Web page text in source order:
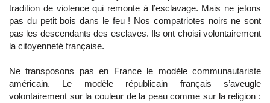
tradition de violence qui remonte à l’esclavage. Mais ne jetons
pas du petit bois dans le feu ! Nos compatriotes noirs ne sont
pas les descendants des esclaves. Ils ont choisi volontairement
la citoyenneté française.
Ne transposons pas en France le modèle communautariste
américain. Le modèle républicain français s’aveugle
volontairement sur la couleur de la peau comme sur la religion :